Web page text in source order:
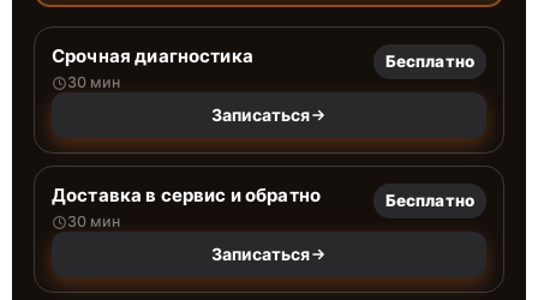
Срочная диагностика
30 мин
Бесплатно
Записаться
Доставка в сервис и обратно
30 мин
Бесплатно
Записаться